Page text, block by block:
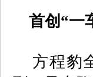
首创“一
方程豹